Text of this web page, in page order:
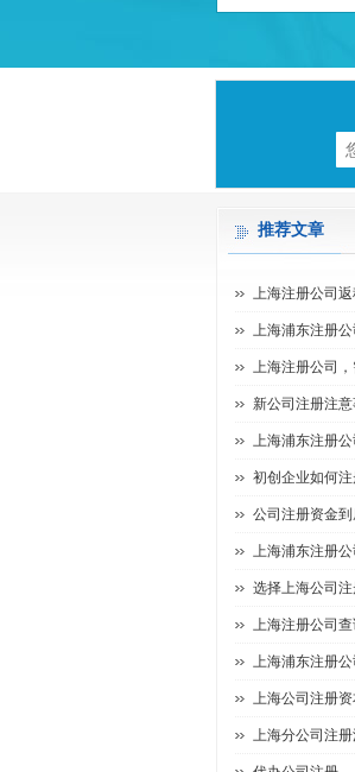
推荐文章
上海注册公司
上海浦东注册
上海注册公司
新公司注册注意
上海浦东注册
初创企业如何注
公司注册资金到
上海浦东注册
选择上海公司
上海注册公司
上海浦东注册
上海公司注册
上海分公司注